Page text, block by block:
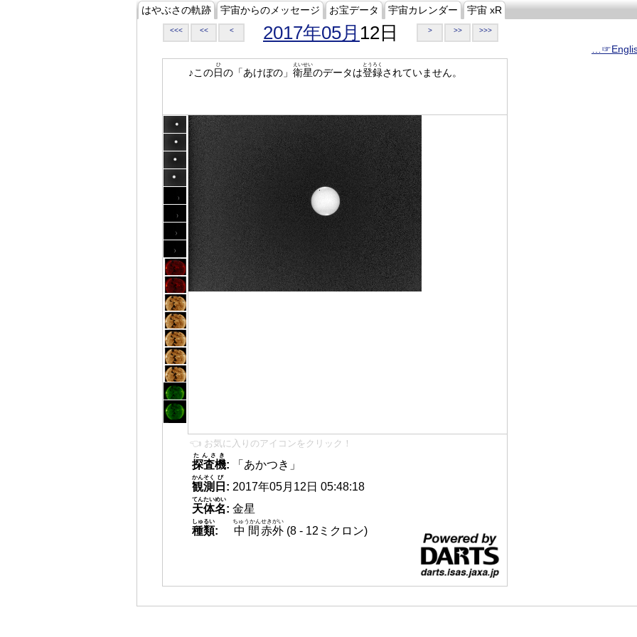
はやぶさの軌跡 宇宙からのメッセージ お宝データ 宇宙カレンダー 宇宙 xR
<<< << < 2017年05月 12日 > >> >>>
♪この日
ひ
の「あけぼの」 衛星
えいせい
のデータは登録
とうろく
されていません。
👈 お気に入りのアイコンをクリック！
探査機
たんさき
:
「あかつき」
観測
かんそく
日
び
: 2017年05月12日 05:48:18
天体名
てんたいめい
: 金星
種類
しゅるい
: 中間
ちゅうかん
赤外
せきがい
(8 - 12ミクロン)